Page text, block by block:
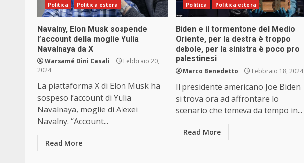
Politica Politica estera
Navalny, Elon Musk sospende
l’account della moglie Yulia
Navalnaya da X
Warsamé Dini Casali
Febbraio 20,
2024
La piattaforma X di Elon Musk ha
sospeso l’account di Yulia
Navalnaya, moglie di Alexei
Navalny. “Account...
Read More
Politica Politica estera
Biden e il tormentone del Medio
Oriente, per la destra è troppo
debole, per la sinistra è poco pro
palestinesi
Marco Benedetto Febbraio 18, 2024
Il presidente americano Joe Biden
si trova ora ad affrontare lo
scenario che temeva da tempo in...
Read More